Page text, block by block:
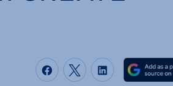
Condividi via
Condividi via
Condividi